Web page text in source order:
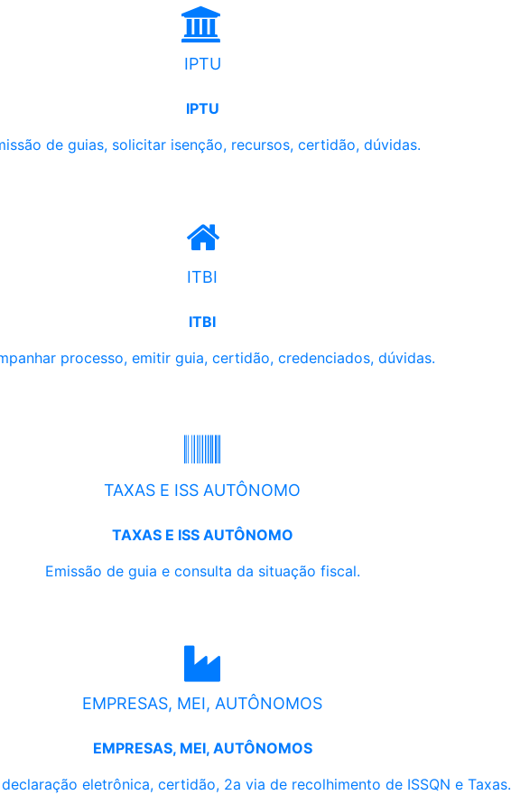
IPTU
IPTU
de guias, solicitar isenção, recursos, certidão, dúvidas.
ITBI
ITBI
processo, emitir guia, certidão, credenciados, dúvidas.
TAXAS E ISS AUTÔNOMO
TAXAS E ISS AUTÔNOMO
Emissão de guia e consulta da situação fiscal.
EMPRESAS, MEI, AUTÔNOMOS
EMPRESAS, MEI, AUTÔNOMOS
eletrônica, certidão, 2a via de recolhimento de ISSQN e Taxas.